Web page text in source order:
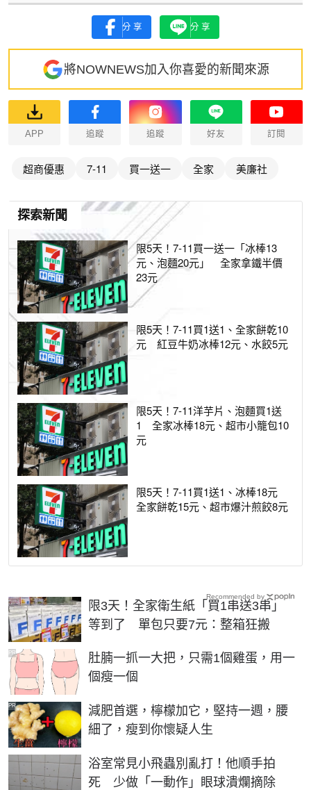
分享 分享
將NOWNEWS加入你喜愛的新聞來源
APP 追蹤 追蹤 好友 訂閱
超商優惠 7-11 買一送一 全家 美廉社
探索新聞
限5天！7-11買一送一「冰棒13
元、泡麵20元」 全家拿鐵半價
23元
限5天！7-11買1送1、全家餅乾10
元 紅豆牛奶冰棒12元、水餃5元
限5天！7-11洋芋片、泡麵買1送
1 全家冰棒18元、超市小籠包10
元
限5天！7-11買1送1、冰棒18元
全家餅乾15元、超市爆汁煎餃8元
限3天！全家衛生紙「買1串送3串」
等到了 單包只要7元：整箱狂搬
肚腩一抓一大把，只需1個雞蛋，用一
個瘦一個
PR
減肥首選，檸檬加它，堅持一週，腰
細了，瘦到你懷疑人生
PR
浴室常見小飛蟲別亂打！他順手拍
死 少做「一動作」眼球潰爛摘除
Recommended by